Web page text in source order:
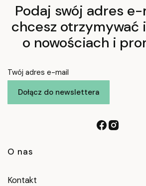
Podaj swój adres
chcesz otrzymywać
o nowościach i
Twój adres e-mail
Dołącz do newslettera
Linki w stopce
O nas
Kontakt